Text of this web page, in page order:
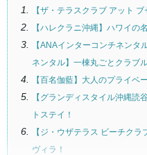
【ザ・テラスクラブ アット
【ハレクラニ沖縄】ハワイの
【ANAインターコンチネンタ
ネンタル】一棟丸ごとクラブ
【百名伽藍】大人のプライベ
【グランディスタイル沖縄読
トステイ！
【ジ・ウザテラス ビーチク
ヴィラ！